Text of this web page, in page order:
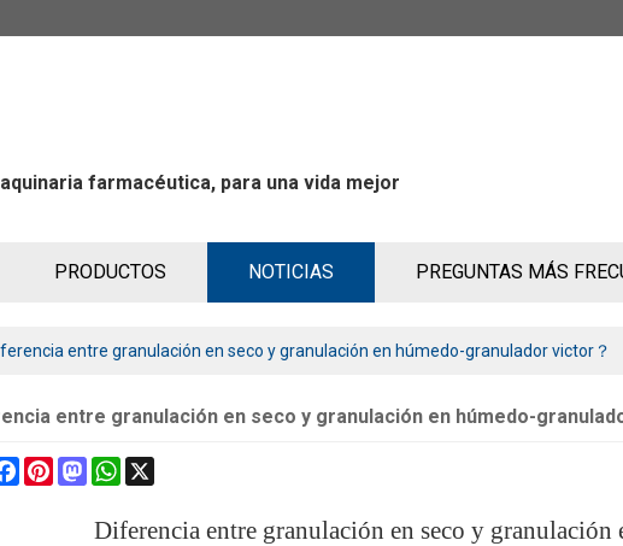
farmacéutica, para una vida mejor
PRODUCTOS NOTICIAS PREGUNTAS MÁS
entre granulación en seco y granulación en húmedo-granulador victor？
entre granulación en seco y granulación en húmedo-
FacebookPinterestMastodonWhatsApp
Diferencia entre granulación en seco y